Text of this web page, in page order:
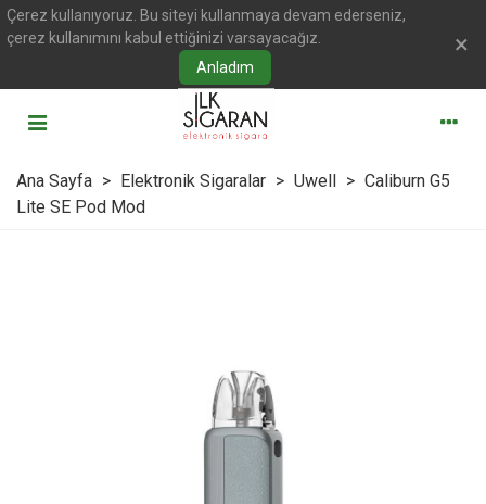
Çerez kullanıyoruz. Bu siteyi kullanmaya devam ederseniz,
çerez kullanımını kabul ettiğinizi varsayacağız.
Anladım
×
Ana Sayfa > Elektronik Sigaralar > Uwell > Caliburn G5
Lite SE Pod Mod